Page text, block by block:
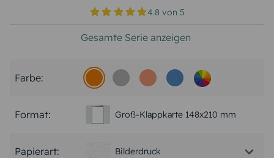
4.8 von5
Gesamte Serie anzeigen
Farbe:
Format: Groß-Klappkarte 148x210 mm
Papierart: Bilderdruck